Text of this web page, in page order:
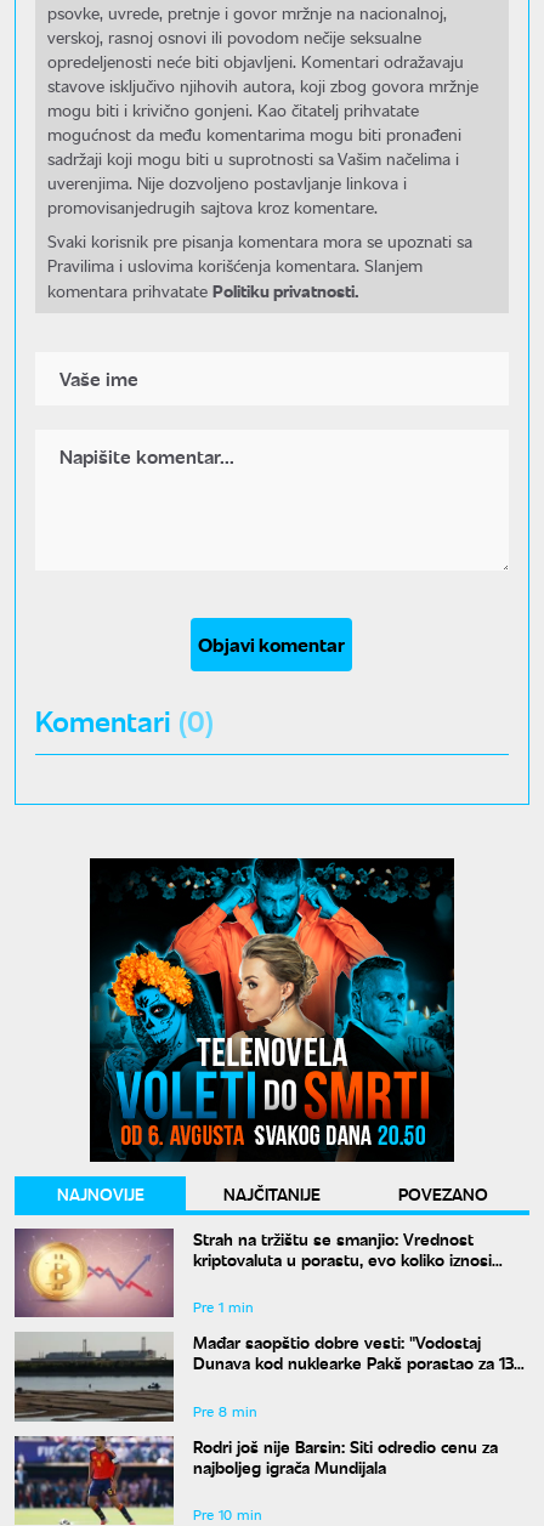
psovke, uvrede, pretnje i govor mržnje na nacionalnoj,
verskoj, rasnoj osnovi ili povodom nečije seksualne
opredeljenosti neće biti objavljeni. Komentari odražavaju
stavove isključivo njihovih autora, koji zbog govora mržnje
mogu biti i krivično gonjeni. Kao čitatelj prihvatate
mogućnost da među komentarima mogu biti pronađeni
sadržaji koji mogu biti u suprotnosti sa Vašim načelima i
uverenjima. Nije dozvoljeno postavljanje linkova i
promovisanjedrugih sajtova kroz komentare.
Svaki korisnik pre pisanja komentara mora se upoznati sa
Pravilima i uslovima korišćenja komentara. Slanjem
komentara prihvatate Politiku privatnosti.
Objavi komentar
Komentari (0)
NAJNOVIJE NAJČITANIJE
POVEZANO
Strah na tržištu se smanjio: Vrednost
kriptovaluta u porastu, evo koliko iznosi
Pre 1 min
Mađar saopštio dobre vesti: "Vodostaj
Dunava kod nuklearke Pakš porastao za 13
Pre 8 min
Rodri još nije Barsin: Siti odredio cenu za
najboljeg igrača Mundijala
Pre 10 min